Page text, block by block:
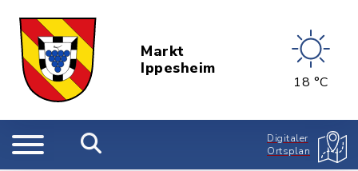
Markt
Ippesheim
18 °C
Digitaler
Ortsplan